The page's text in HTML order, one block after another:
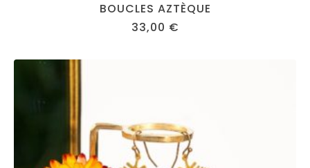
BOUCLES AZTÈQUE
33,00 €